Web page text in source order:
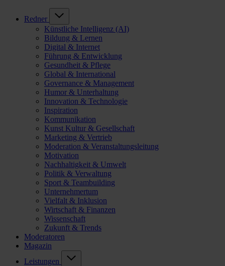
Redner
Künstliche Intelligenz (AI)
Bildung & Lernen
Digital & Internet
Führung & Entwicklung
Gesundheit & Pflege
Global & International
Governance & Management
Humor & Unterhaltung
Innovation & Technologie
Inspiration
Kommunikation
Kunst Kultur & Gesellschaft
Marketing & Vertrieb
Moderation & Veranstaltungsleitung
Motivation
Nachhaltigkeit & Umwelt
Politik & Verwaltung
Sport & Teambuilding
Unternehmertum
Vielfalt & Inklusion
Wirtschaft & Finanzen
Wissenschaft
Zukunft & Trends
Moderatoren
Magazin
Leistungen